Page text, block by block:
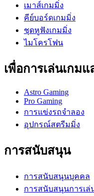
เมาส์เกมมิ่ง
คีย์บอร์ดเกมมิ่ง
ชุดหูฟังเกมมิ่ง
ไมโครโฟน
เพื่อการเล่นเกม
Astro Gaming
Pro Gaming
การแข่งรถจำลอง
อุปกรณ์สตรีมมิ่ง
การสนับสนุน
การสนับสนุนบุคคล
การสนับสนุนการเล่